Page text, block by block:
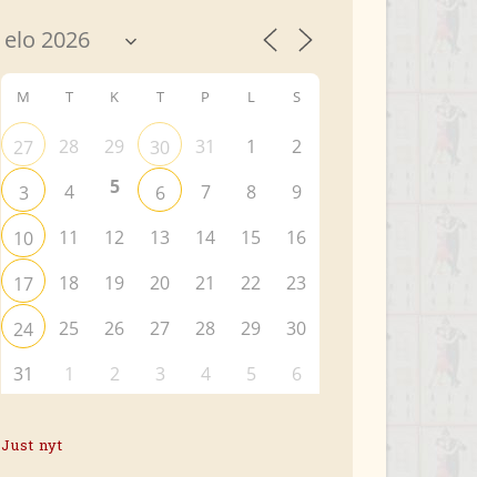
M T K T P L S
27 28 29 30 31 1
2
3
4 5 6 7 8
9
10
11 12 13 14 15
16
17
18 19 20 21 22
23
24
25 26 27 28 29
30
31
1 2 3 4 5 6
Just nyt